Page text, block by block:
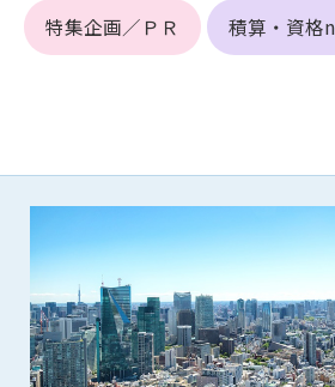
特集企画／ＰＲ 積算・資格
す。
(1) 第三者または管理者の著作権、その他
(4) 有害なコンピュータプログラム等を
(5) 第三者に不利益を与える行為
(6) 管理者が承認していない営利を目的と
(7) 公序良俗に反する行為
(8) 犯罪的行為に結びつく行為
(9) その他、法律に反する行為
(10) 建設資料館から知り得た情報及びダ
を、営利を目的として第三者に転